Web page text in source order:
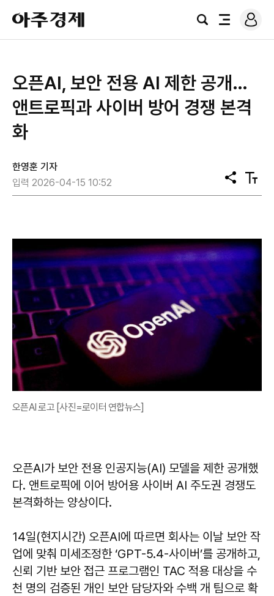
아
주
경
검
전
로
그
오픈AI, 보안 전용 AI 제한 공개…
앤트로픽과 사이버 방어 경쟁 본격
화
한영훈 기자
입력 2026-04-15 10:52
공
유
텍
스
오픈AI 로고 [사진=로이터 연합뉴스]
오픈AI가 보안 전용 인공지능(AI) 모델을 제한 공개했
다. 앤트로픽에 이어 방어용 사이버 AI 주도권 경쟁도
본격화하는 양상이다.
14일(현지시간) 오픈AI에 따르면 회사는 이날 보안 작
업에 맞춰 미세조정한 ‘GPT-5.4-사이버’를 공개하고,
신뢰 기반 보안 접근 프로그램인 TAC 적용 대상을 수
천 명의 검증된 개인 보안 담당자와 수백 개 팀으로 확